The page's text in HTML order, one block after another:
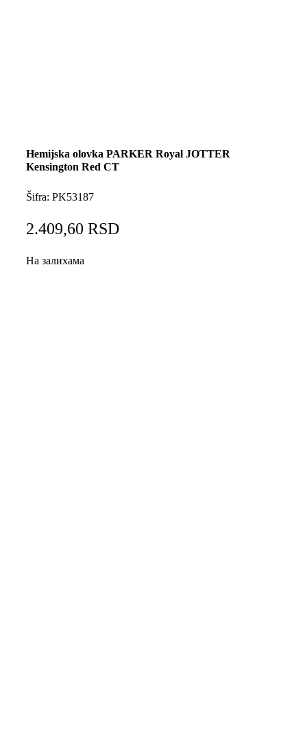
Hemijska olovka PARKER Royal JOTTER
Kensington Red CT
Šifra: PK53187
2.409,60 RSD
На залихама